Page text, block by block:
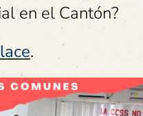
en el Cantón?
.